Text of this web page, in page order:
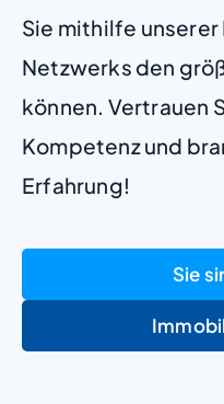
Sie mithilfe
Netzwerks den
können. Vertrauen
Kompetenz und
Erfahrung!
Sie